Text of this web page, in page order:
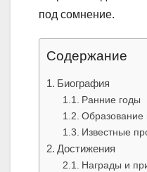
под сомнение.
Содержание
Биография
Ранние годы
Образование
Известные
Достижения
Награды и